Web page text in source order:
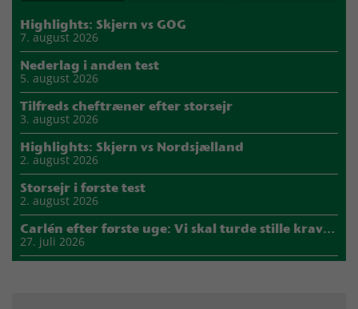
Highlights: Skjern vs GOG
7. august 2026
Nederlag i anden test
5. august 2026
Tilfreds cheftræner efter storsejr
3. august 2026
Highlights: Skjern vs Nordsjælland
2. august 2026
Storsejr i første test
2. august 2026
Carlén efter første uge: Vi skal turde stille krav til hinanden
27. juli 2026